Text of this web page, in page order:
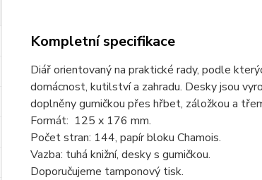
Kompletní specifikace
Diář orientovaný na praktické rady, podle
domácnost, kutilství a zahradu. Desky jsou
doplněny gumičkou přes hřbet, záložkou a
Formát: 125 x 176 mm.
Počet stran: 144, papír bloku Chamois.
Vazba: tuhá knižní, desky s gumičkou.
Doporučujeme tamponový tisk.